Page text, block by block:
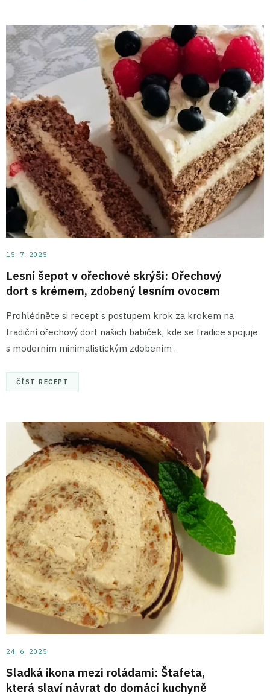
15. 7. 2025
Lesní šepot v ořechové skrýši: Ořechový
dort s krémem, zdobený lesním ovocem
Prohlédněte si recept s postupem krok za krokem na
tradiční ořechový dort našich babiček, kde se tradice spojuje
s moderním minimalistickým zdobením .
ČÍST RECEPT
24. 6. 2025
Sladká ikona mezi roládami: Štafeta,
která slaví návrat do domácí kuchyně